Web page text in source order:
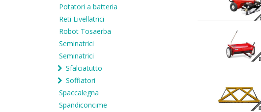
Potatori a batteria
Reti Livellatrici
Robot Tosaerba
Seminatrici
Seminatrici
Sfalciatutto
Soffiatori
Spaccalegna
Spandiconcime